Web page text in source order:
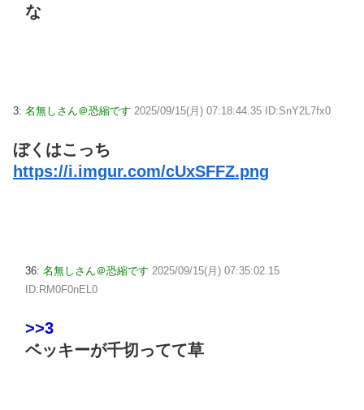
な
3: 名無しさん＠恐縮です 2025/09/15(月) 07:18:44.35 ID:SnY2L7fx0
ぼくはこっち
https://i.imgur.com/cUxSFFZ.png
36: 名無しさん＠恐縮です 2025/09/15(月) 07:35:02.15
ID:RM0F0nEL0
>>3
ベッキーが千切ってて草